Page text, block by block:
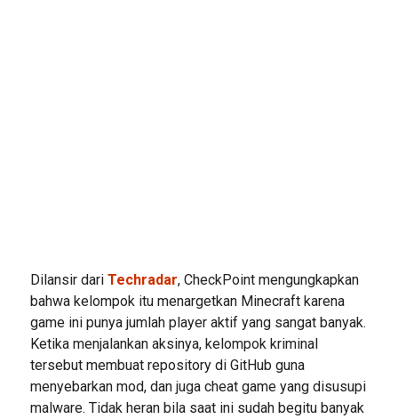
Dilansir dari Techradar, CheckPoint mengungkapkan
bahwa kelompok itu menargetkan Minecraft karena
game ini punya jumlah player aktif yang sangat banyak.
Ketika menjalankan aksinya, kelompok kriminal
tersebut membuat repository di GitHub guna
menyebarkan mod, dan juga cheat game yang disusupi
malware. Tidak heran bila saat ini sudah begitu banyak